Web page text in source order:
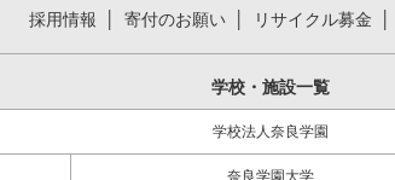
採用情報 寄付のお願い リサイクル募金
学校・施設一覧
学校法人奈良学園
奈良学園大学